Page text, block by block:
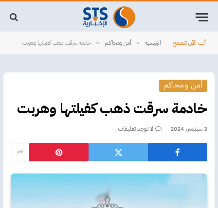
أنت الآن تتصفح: الرئيسية » أمن ومحاكم » خادمة سرقت ذهب كفيلتها وهربت
أمن ومحاكم
خادمة سرقت ذهب كفيلتها وهربت
3 سبتمبر، 2024 لا توجد تعليقات